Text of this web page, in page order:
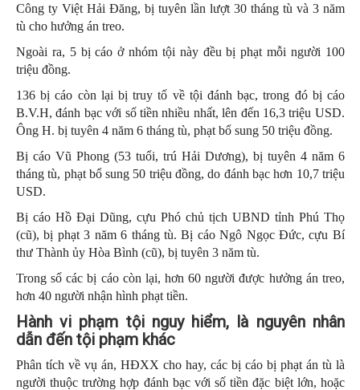
Công ty Việt Hải Đăng, bị tuyên lần lượt 30 tháng tù và 3 năm
tù cho hưởng án treo.
Ngoài ra, 5 bị cáo ở nhóm tội này đều bị phạt mỗi người 100
triệu đồng.
136 bị cáo còn lại bị truy tố về tội đánh bạc, trong đó bị cáo
B.V.H, đánh bạc với số tiền nhiều nhất, lên đến 16,3 triệu USD.
Ông H. bị tuyên 4 năm 6 tháng tù, phạt bổ sung 50 triệu đồng.
Bị cáo Vũ Phong (53 tuổi, trú Hải Dương), bị tuyên 4 năm 6
tháng tù, phạt bổ sung 50 triệu đồng, do đánh bạc hơn 10,7 triệu
USD.
Bị cáo Hồ Đại Dũng, cựu Phó chủ tịch UBND tỉnh Phú Thọ
(cũ), bị phạt 3 năm 6 tháng tù. Bị cáo Ngô Ngọc Đức, cựu Bí
thư Thành ủy Hòa Bình (cũ), bị tuyên 3 năm tù.
Trong số các bị cáo còn lại, hơn 60 người được hưởng án treo,
hơn 40 người nhận hình phạt tiền.
Hành vi phạm tội nguy hiểm, là nguyên nhân
dẫn đến tội phạm khác
Phân tích về vụ án, HĐXX cho hay, các bị cáo bị phạt án tù là
người thuộc trường hợp đánh bạc với số tiền đặc biệt lớn, hoặc